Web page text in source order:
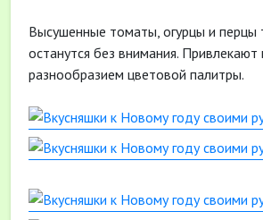
Высушенные томаты, огурцы и перцы
останутся без внимания. Привлекают
разнообразием цветовой палитры.